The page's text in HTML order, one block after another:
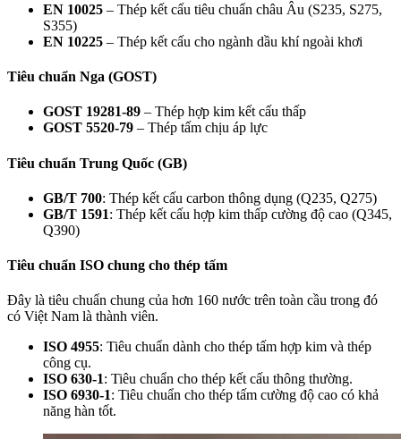
EN 10025 – Thép kết cấu tiêu chuẩn châu Âu (S235, S275,
S355)
EN 10225 – Thép kết cấu cho ngành dầu khí ngoài khơi
Tiêu chuẩn Nga (GOST)
GOST 19281-89 – Thép hợp kim kết cấu thấp
GOST 5520-79 – Thép tấm chịu áp lực
Tiêu chuẩn Trung Quốc (GB)
GB/T 700: Thép kết cấu carbon thông dụng (Q235, Q275)
GB/T 1591: Thép kết cấu hợp kim thấp cường độ cao (Q345,
Q390)
Tiêu chuẩn ISO chung cho thép tấm
Đây là tiêu chuẩn chung của hơn 160 nước trên toàn cầu trong đó
có Việt Nam là thành viên.
ISO 4955: Tiêu chuẩn dành cho thép tấm hợp kim và thép
công cụ.
ISO 630-1: Tiêu chuẩn cho thép kết cấu thông thường.
ISO 6930-1: Tiêu chuẩn cho thép tấm cường độ cao có khả
năng hàn tốt.